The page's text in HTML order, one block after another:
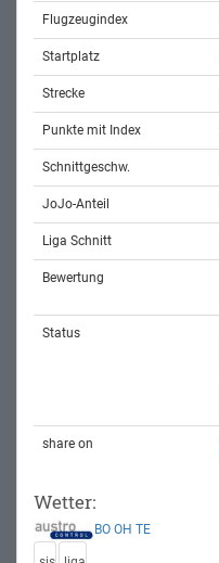
Flugzeugindex
Startplatz
Strecke
Punkte mit Index
Schnittgeschw.
JoJo-Anteil
Liga Schnitt
Bewertung
Status
share on
Wetter:
BO OH TE